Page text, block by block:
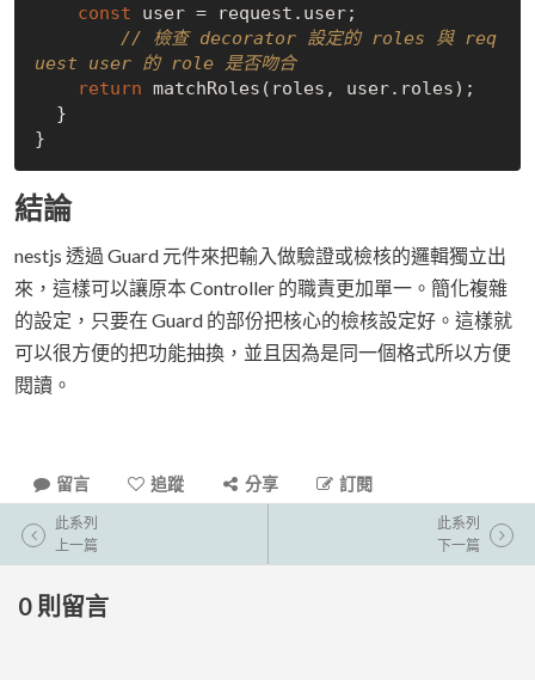
const user = request.user;
// 檢查 decorator 設定的 roles 與 req
uest user 的 role 是否吻合
return matchRoles(roles, user.roles);
結論
nestjs 透過 Guard 元件來把輸入做驗證或檢核的邏輯獨立出
來，這樣可以讓原本 Controller 的職責更加單一。簡化複雜
的設定，只要在 Guard 的部份把核心的檢核設定好。這樣就
可以很方便的把功能抽換，並且因為是同一個格式所以方便
閱讀。
留言 追蹤 分享 訂閱
此系列
上一篇
此系列
下一篇
0 則留言